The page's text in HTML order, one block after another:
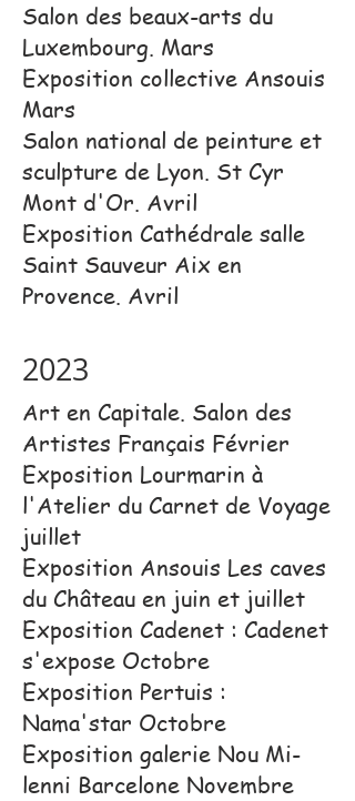
Salon des beaux-arts du
Luxembourg. Mars
Exposition collective Ansouis
Mars
Salon national de peinture et
sculpture de Lyon. St Cyr
Mont d'Or. Avril
Exposition Cathédrale salle
Saint Sauveur Aix en
Provence. Avril
2023
Art en Capitale. Salon des
Artistes Français Février
Exposition Lourmarin à
l'Atelier du Carnet de Voyage
juillet
Exposition Ansouis Les caves
du Château en juin et juillet
Exposition Cadenet : Cadenet
s'expose Octobre
Exposition Pertuis :
Nama'star Octobre
Exposition galerie Nou Mi-
lenni Barcelone Novembre​